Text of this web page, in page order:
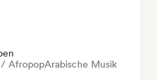
AfropopArabische Musik